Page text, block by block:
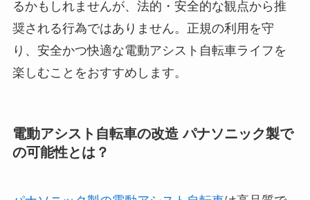
るかもしれませんが、法的・安全的な観点から推
奨される行為ではありません。正規の利用を守
り、安全かつ快適な電動アシスト自転車ライフを
楽しむことをおすすめします。
電動アシスト自転車の改造 パナソニック製で
の可能性とは？